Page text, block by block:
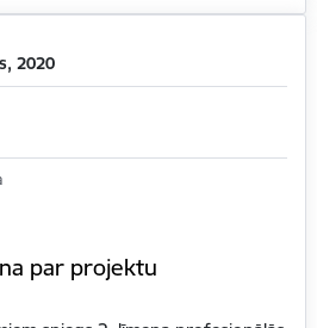
2020
par projektu